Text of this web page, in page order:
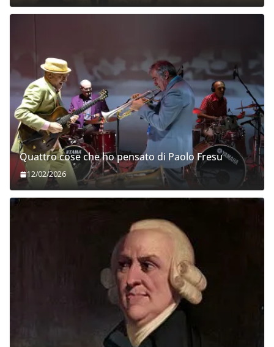
Quattro cose che ho pensato di Paolo Fresu
12/02/2026